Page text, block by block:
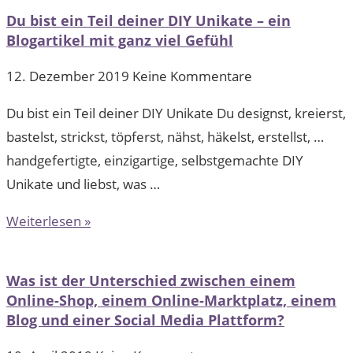
Du bist ein Teil deiner DIY Unikate – ein
Blogartikel mit ganz viel Gefühl
12. Dezember 2019 Keine Kommentare
Du bist ein Teil deiner DIY Unikate Du designst, kreierst,
bastelst, strickst, töpferst, nähst, häkelst, erstellst, …
handgefertigte, einzigartige, selbstgemachte DIY
Unikate und liebst, was …
Weiterlesen »
Was ist der Unterschied zwischen einem
Online-Shop, einem Online-Marktplatz, einem
Blog und einer Social Media Plattform?